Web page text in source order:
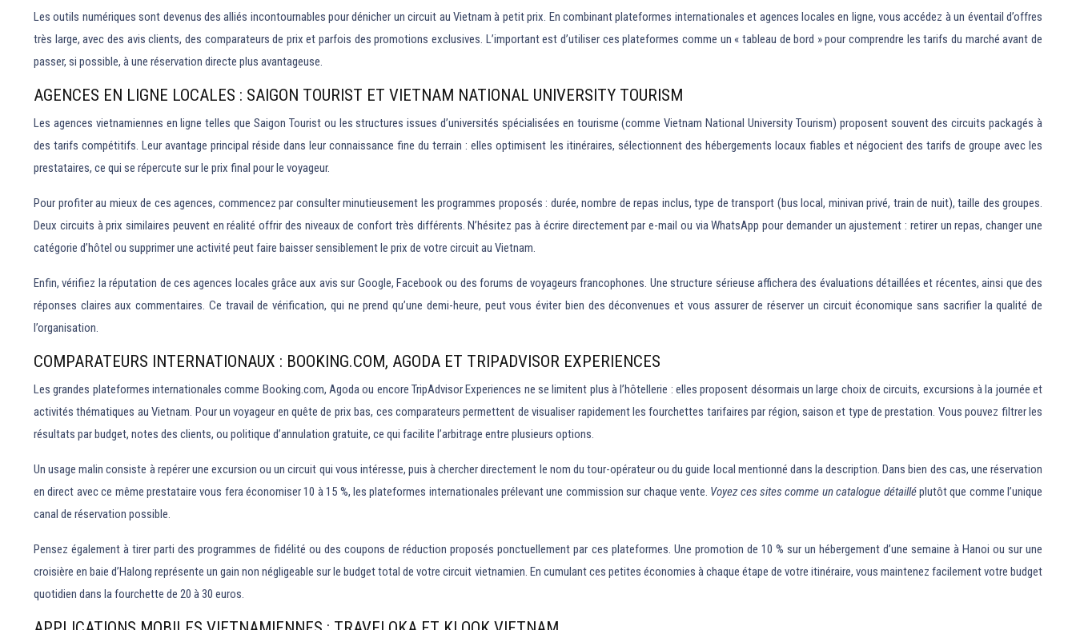
Les outils numériques sont devenus des alliés incontournables pour dénicher un circuit au Vietnam à petit prix. En combinant plateformes internationales et agences locales en ligne, vous accédez à un éventail d’offres
très large, avec des avis clients, des comparateurs de prix et parfois des promotions exclusives. L’important est d’utiliser ces plateformes comme un « tableau de bord » pour comprendre les tarifs du marché avant de
passer, si possible, à une réservation directe plus avantageuse.
AGENCES EN LIGNE LOCALES : SAIGON TOURIST ET VIETNAM NATIONAL UNIVERSITY TOURISM
Les agences vietnamiennes en ligne telles que Saigon Tourist ou les structures issues d’universités spécialisées en tourisme (comme Vietnam National University Tourism) proposent souvent des circuits packagés à
des tarifs compétitifs. Leur avantage principal réside dans leur connaissance fine du terrain : elles optimisent les itinéraires, sélectionnent des hébergements locaux fiables et négocient des tarifs de groupe avec les
prestataires, ce qui se répercute sur le prix final pour le voyageur.
Pour profiter au mieux de ces agences, commencez par consulter minutieusement les programmes proposés : durée, nombre de repas inclus, type de transport (bus local, minivan privé, train de nuit), taille des groupes.
Deux circuits à prix similaires peuvent en réalité offrir des niveaux de confort très différents. N’hésitez pas à écrire directement par e-mail ou via WhatsApp pour demander un ajustement : retirer un repas, changer une
catégorie d’hôtel ou supprimer une activité peut faire baisser sensiblement le prix de votre circuit au Vietnam.
Enfin, vérifiez la réputation de ces agences locales grâce aux avis sur Google, Facebook ou des forums de voyageurs francophones. Une structure sérieuse affichera des évaluations détaillées et récentes, ainsi que des
réponses claires aux commentaires. Ce travail de vérification, qui ne prend qu’une demi-heure, peut vous éviter bien des déconvenues et vous assurer de réserver un circuit économique sans sacrifier la qualité de
l’organisation.
COMPARATEURS INTERNATIONAUX : BOOKING.COM, AGODA ET TRIPADVISOR EXPERIENCES
Les grandes plateformes internationales comme Booking.com, Agoda ou encore TripAdvisor Experiences ne se limitent plus à l’hôtellerie : elles proposent désormais un large choix de circuits, excursions à la journée et
activités thématiques au Vietnam. Pour un voyageur en quête de prix bas, ces comparateurs permettent de visualiser rapidement les fourchettes tarifaires par région, saison et type de prestation. Vous pouvez filtrer les
résultats par budget, notes des clients, ou politique d’annulation gratuite, ce qui facilite l’arbitrage entre plusieurs options.
Un usage malin consiste à repérer une excursion ou un circuit qui vous intéresse, puis à chercher directement le nom du tour-opérateur ou du guide local mentionné dans la description. Dans bien des cas, une réservation
en direct avec ce même prestataire vous fera économiser 10 à 15 %, les plateformes internationales prélevant une commission sur chaque vente. Voyez ces sites comme un catalogue détailléplutôt que comme l’unique
canal de réservation possible.
Pensez également à tirer parti des programmes de fidélité ou des coupons de réduction proposés ponctuellement par ces plateformes. Une promotion de 10 % sur un hébergement d’une semaine à Hanoi ou sur une
croisière en baie d’Halong représente un gain non négligeable sur le budget total de votre circuit vietnamien. En cumulant ces petites économies à chaque étape de votre itinéraire, vous maintenez facilement votre budget
quotidien dans la fourchette de 20 à 30 euros.